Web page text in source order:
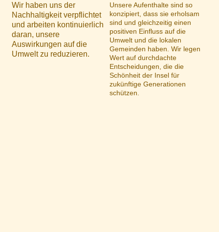
Wir haben uns der
Nachhaltigkeit verpflichtet
und arbeiten kontinuierlich
daran, unsere
Auswirkungen auf die
Umwelt zu reduzieren.
Unsere Aufenthalte sind so
konzipiert, dass sie erholsam
sind und gleichzeitig einen
positiven Einfluss auf die
Umwelt und die lokalen
Gemeinden haben. Wir legen
Wert auf durchdachte
Entscheidungen, die die
Schönheit der Insel für
zukünftige Generationen
schützen.